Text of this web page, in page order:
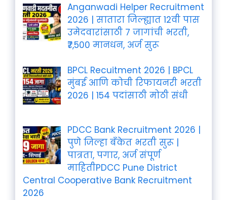
Anganwadi Helper Recruitment
2026 | सातारा जिल्ह्यात 12वी पास
उमेदवारांसाठी 7 जागांची भरती,
₹7,500 मानधन, अर्ज सुरू
BPCL Recuitment 2026 | BPCL
मुंबई आणि कोची रिफायनरी भरती
2026 | 154 पदांसाठी मोठी संधी
PDCC Bank Recruitment 2026 |
पुणे जिल्हा बँकेत भरती सुरू |
पात्रता, पगार, अर्ज संपूर्ण
माहितीPDCC Pune District
Central Cooperative Bank Recruitment
2026